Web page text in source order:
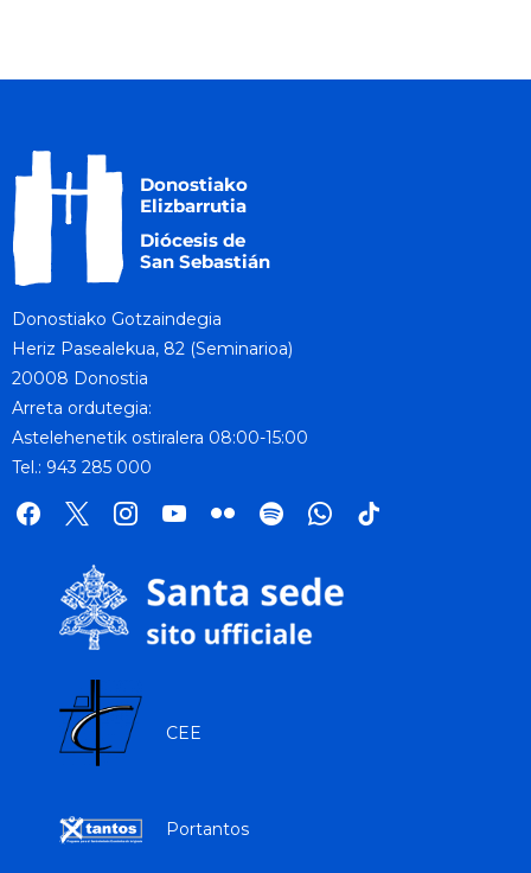
Donostiako Gotzaindegia
Heriz Pasealekua, 82 (Seminarioa)
20008 Donostia
Arreta ordutegia:
Astelehenetik ostiralera 08:00-15:00
Tel.: 943 285 000
facebook
x instagramyoutube
flickr spotifywhatsapp
tik
CEE
Portantos